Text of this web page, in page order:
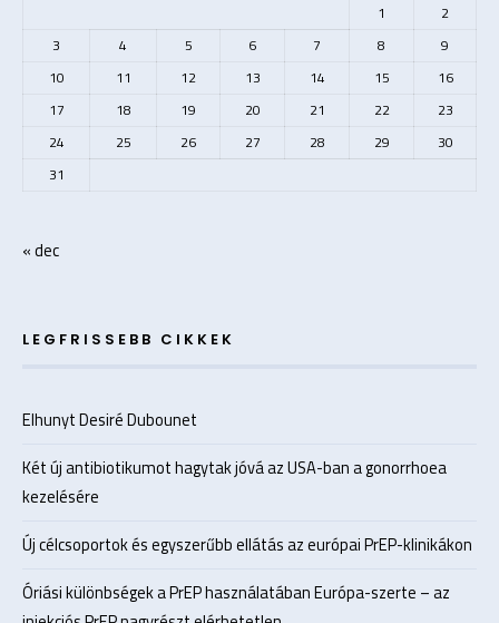
1
2
3
4 5 6 7 8
9
10
11 12 13 14 15
16
17
18 19 20 21 22
23
24
25 26 27 28 29
30
31
« dec
LEGFRISSEBB CIKKEK
Elhunyt Desiré Dubounet
Két új antibiotikumot hagytak jóvá az USA-ban a gonorrhoea
kezelésére
Új célcsoportok és egyszerűbb ellátás az európai PrEP-klinikákon
Óriási különbségek a PrEP használatában Európa-szerte – az